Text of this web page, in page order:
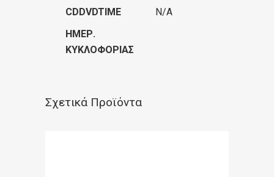
CDDVDTIME
N/A
ΗΜΕΡ.
ΚΥΚΛΟΦΟΡΊΑΣ
Σχετικά Προϊόντα